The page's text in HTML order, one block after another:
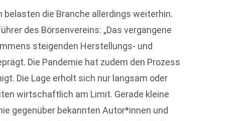
belasten die Branche allerdings weiterhin.
des Börsenvereins: „Das vergangene
steigenden Herstellungs- und
Die Pandemie hat zudem den Prozess
Die Lage erholt sich nur langsam oder
wirtschaftlich am Limit. Gerade kleine
gegenüber bekannten Autor*innen und